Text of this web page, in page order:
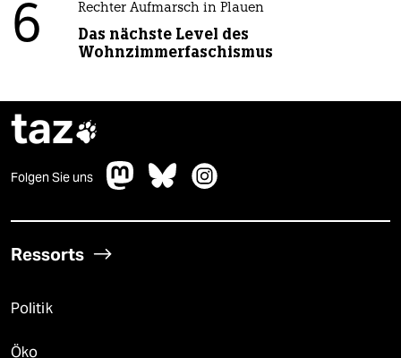
6 Rechter Aufmarsch in Plauen
Das nächste Level des
Wohnzimmerfaschismus
taz
Folgen Sie uns
Ressorts
Politik
Öko